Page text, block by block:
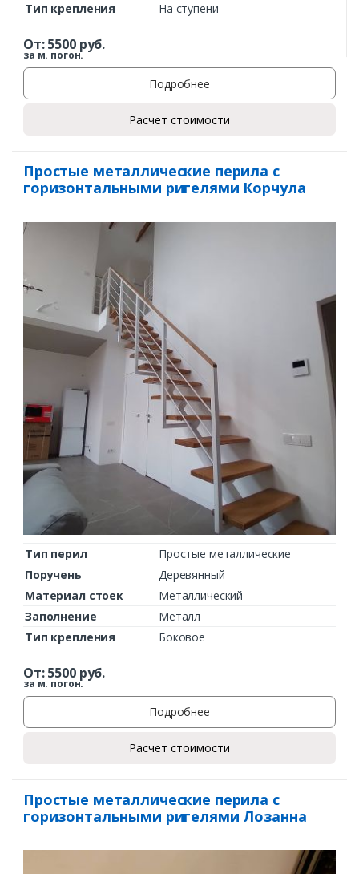
Тип крепления
На ступени
От:5500руб.
за м. погон.
Подробнее
Расчет стоимости
Простые металлические перила с
горизонтальными ригелями Корчула
Тип перил
Простые металлические
Поручень
Деревянный
Материал стоек
Металлический
Заполнение
Металл
Тип крепления
Боковое
От:5500руб.
за м. погон.
Подробнее
Расчет стоимости
Простые металлические перила с
горизонтальными ригелями Лозанна